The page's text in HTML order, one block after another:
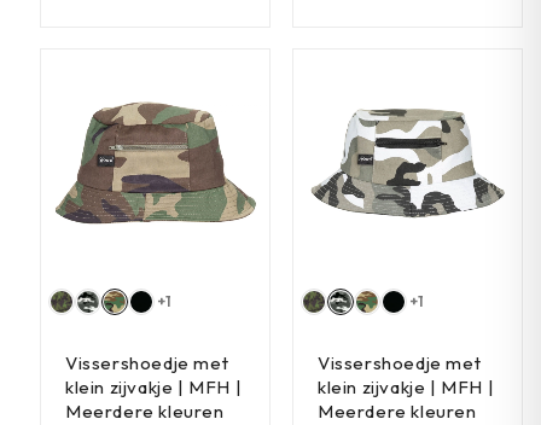
+1
Vissershoedje met
klein zijvakje | MFH |
Meerdere kleuren
+1
Vissershoedje met
klein zijvakje | MFH |
Meerdere kleuren